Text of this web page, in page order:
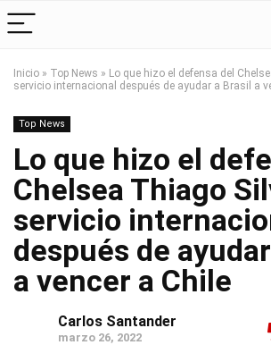
Inicio » Top News » Lo que hizo el defensa del
servicio internacional después de ayudar a Brasil a
Top News
Lo que hizo el
Chelsea Thiago
servicio
después de
a vencer a Chile
Carlos Santander
marzo 26, 2022